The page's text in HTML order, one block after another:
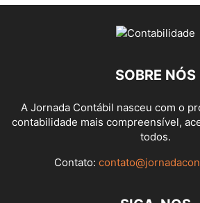
SOBRE NÓS
A Jornada Contábil nasceu com o
contabilidade mais compreensível,
todos.
Contato: